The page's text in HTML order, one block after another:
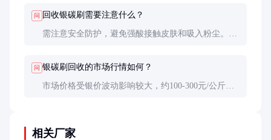
问 回收银碳刷需要注意什么？
需注意安全防护，避免强酸接触皮肤和吸入粉尘。废
问 银碳刷回收的市场行情如何？
市场价格受银价波动影响较大，约100-300元/公斤。
相关厂家